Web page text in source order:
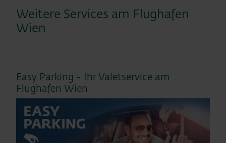
Weitere Services am Flughafen
Wien
Easy Parking - Ihr Valetservice am
Flughafen Wien